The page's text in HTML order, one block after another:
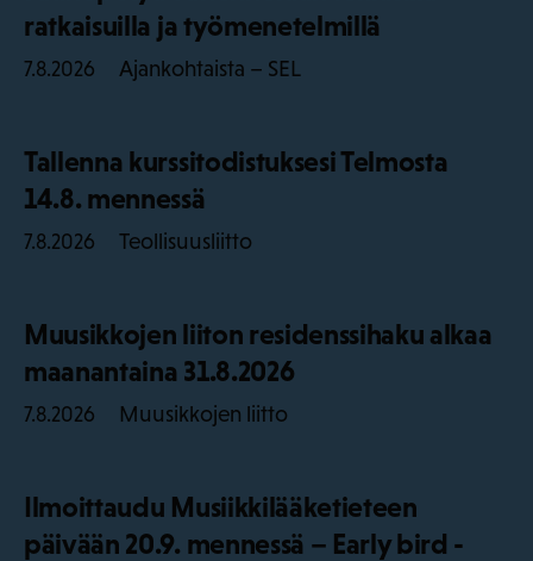
ratkaisuilla ja työmenetelmillä
7.8.2026 Ajankohtaista – SEL
Tallenna kurssitodistuksesi Telmosta
14.8. mennessä
7.8.2026 Teollisuusliitto
Muusikkojen liiton residenssihaku alkaa
maanantaina 31.8.2026
7.8.2026 Muusikkojen liitto
Ilmoittaudu Musiikkilääketieteen
päivään 20.9. mennessä – Early bird -